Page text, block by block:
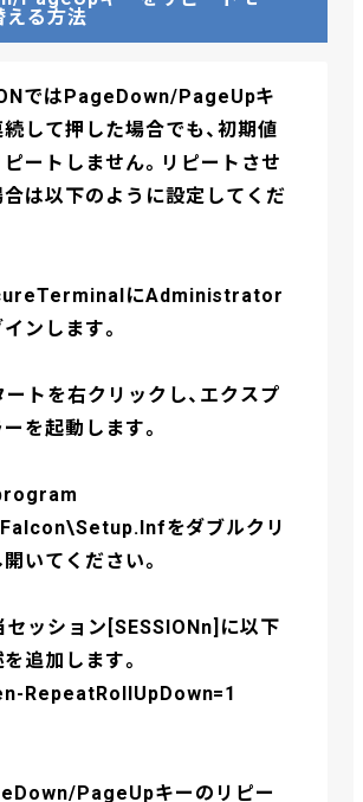
える方法
ではPageDown/PageUpキ
して押した場合でも、初期値
ートしません。リピートさせ
合は以下のように設定してくだ
にAdministrator
ンします。
ートを右クリックし、エクスプ
を起動します。
をダブルクリ
いてください。
セッション[SESSIONn]に以下
追加します。
RepeatRollUpDown=1
PageUpキーのリピー